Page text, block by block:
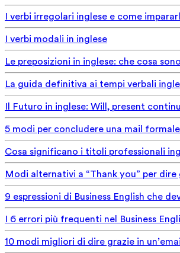
I verbi irregolari inglese e come
I verbi modali in inglese
Le preposizioni in inglese: che cosa
La guida definitiva ai tempi verbali
Il Futuro in inglese: Will, present
5 modi per concludere una mail
Cosa significano i titoli professionali
Modi alternativi a “Thank you” per dire
9 espressioni di Business English che
I 6 errori più frequenti nel Business
10 modi migliori di dire grazie in